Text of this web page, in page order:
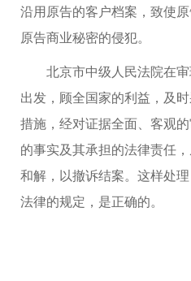
沿用原告的客户档案，致使
原告商业秘密的侵犯。
北京市中级人民法院在审
出发，顾全国家的利益，及
措施，经对证据全面、客观
的事实及其承担的法律责任
和解，以撤诉结案。这样处
法律的规定，是正确的。